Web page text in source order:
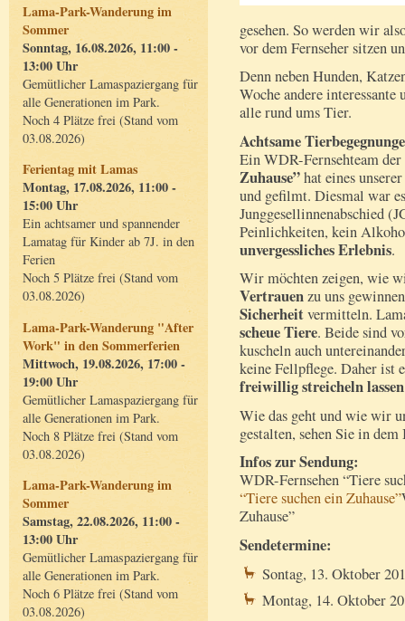
Lama-Park-Wanderung im
Sommer
Sonntag, 16.08.2026, 11:00 -
13:00 Uhr
Gemütlicher Lamaspaziergang für
alle Generationen im Park.
Noch 4 Plätze frei (Stand vom
03.08.2026)
Ferientag mit Lamas
Montag, 17.08.2026, 11:00 -
15:00 Uhr
Ein achtsamer und spannender
Lamatag für Kinder ab 7J. in den
Ferien
Noch 5 Plätze frei (Stand vom
03.08.2026)
Lama-Park-Wanderung "After
Work" in den Sommerferien
Mittwoch, 19.08.2026, 17:00 -
19:00 Uhr
Gemütlicher Lamaspaziergang für
alle Generationen im Park.
Noch 8 Plätze frei (Stand vom
03.08.2026)
Lama-Park-Wanderung im
Sommer
Samstag, 22.08.2026, 11:00 -
13:00 Uhr
Gemütlicher Lamaspaziergang für
alle Generationen im Park.
Noch 6 Plätze frei (Stand vom
03.08.2026)
gesehen. So werden wir
vor dem Fernseher sitzen
Denn neben Hunden,
Woche andere interessante
alle rund ums Tier.
Achtsame
Ein WDR-Fernsehteam
Zuhause”hat eines
und gefilmt. Diesmal war
Junggesellinnenabschied
Peinlichkeiten, kein
unvergessliches Erlebnis.
Wir möchten zeigen, wie
Vertrauenzu uns
Sicherheitvermitteln.
scheue Tiere. Beide sind
kuscheln auch
keine Fellpflege. Daher ist
freiwillig streicheln lassen
Wie das geht und wie wir
gestalten, sehen Sie in
Infos zur Sendung:
WDR-Fernsehen “Tiere
“Tiere suchen ein Zuhause”
Zuhause”
Sendetermine:
Sontag, 13. Oktober
Montag, 14. Oktober